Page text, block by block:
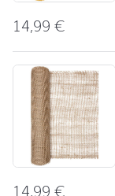
14,99€
14,99€